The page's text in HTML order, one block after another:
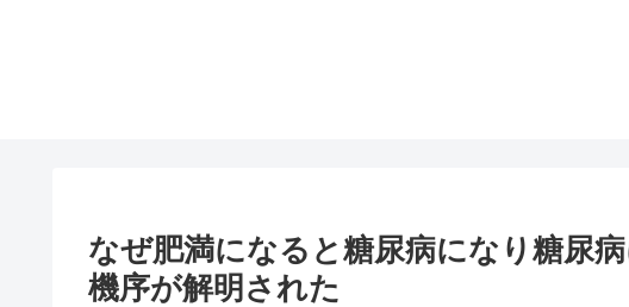
なぜ肥満になると糖尿病になり糖尿
機序が解明された